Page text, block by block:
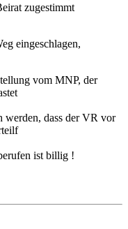
zugestimmt
eingeschlagen,
vom MNP, der
werden, dass der VR vor
ist billig !